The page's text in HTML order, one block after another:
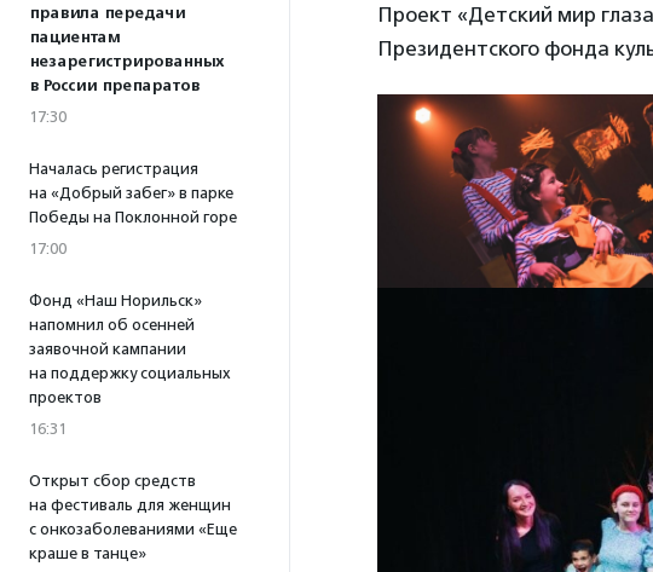
правила передачи
пациентам
незарегистрированных
в России препаратов
17:30
Началась регистрация
на «Добрый забег» в парке
Победы на Поклонной горе
17:00
Фонд «Наш Норильск»
напомнил об осенней
заявочной кампании
на поддержку социальных
проектов
16:31
Открыт сбор средств
на фестиваль для женщин
с онкозаболеваниями «Еще
краше в танце»
Проект «Детский мир
Президентского фонда